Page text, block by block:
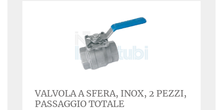
VALVOLA A SFERA, INOX, 2 PEZZI,
PASSAGGIO TOTALE